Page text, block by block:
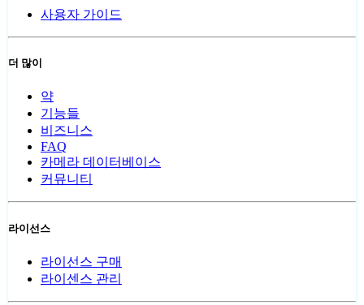
사용자 가이드
더 많이
약
기능들
비즈니스
FAQ
카메라 데이터베이스
커뮤니티
라이선스
라이선스 구매
라이센스 관리